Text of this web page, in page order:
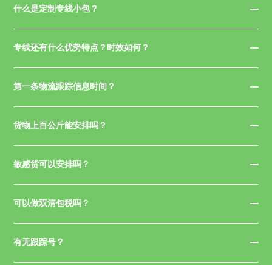
什么是定制专线小包？
专线还有什么优势特点？时效如何？
第一条物流跟踪信息时间？
货物上百公斤能安排吗？
敏感货可以安排吗？
可以做双清包税吗？
有无跟踪号？